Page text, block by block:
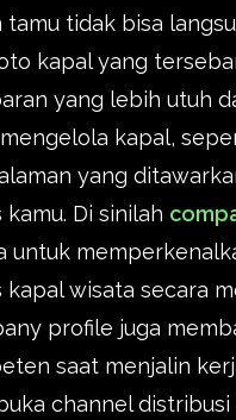
tamu tidak bisa
kapal yang
yang lebih utuh
kapal,
yang
kamu. Di sinilah
untuk
kapal wisata secara
profile juga
saat menjalin
channel